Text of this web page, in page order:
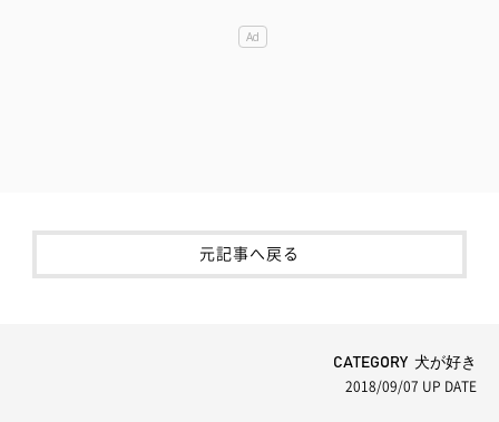
元記事へ戻る
CATEGORY 犬が好き
2018/09/07 UP DATE